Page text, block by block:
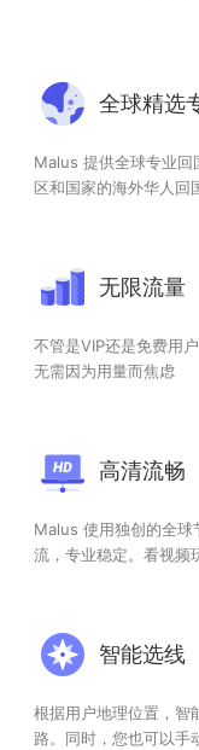
全球精选
Malus 提供全球专业回
区和国家的海外华人回
无限流量
不管是VIP还是免费用
无需因为用量而焦虑
高清流畅
Malus 使用独创的全球
流，专业稳定。看视频
智能选线
根据用户地理位置，智
路。同时，您也可以手